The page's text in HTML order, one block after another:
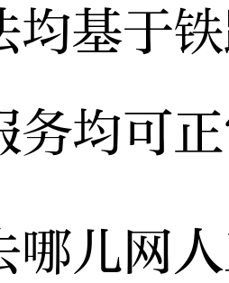
均基于
务均可
网人